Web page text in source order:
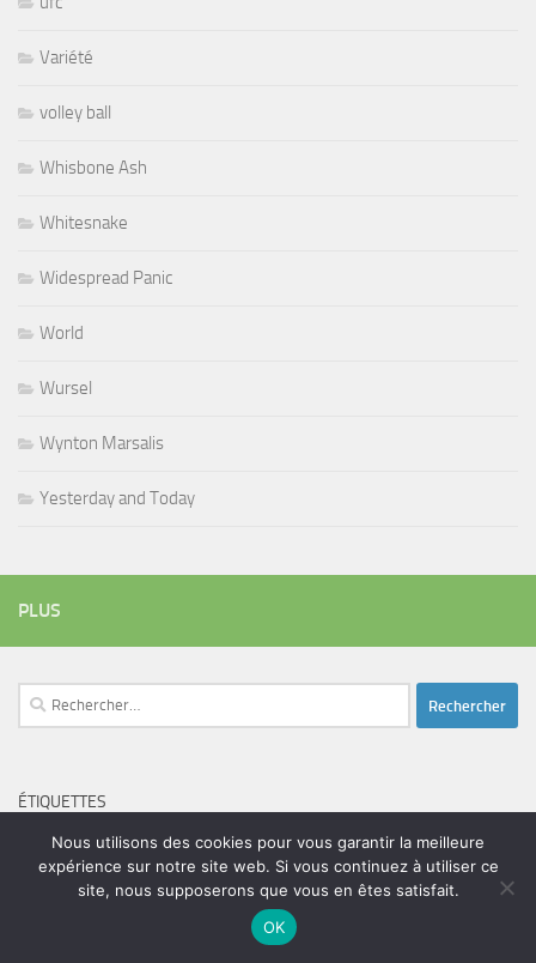
Variété
volley ball
Whisbone Ash
Whitesnake
Widespread Panic
World
Wursel
Wynton Marsalis
Yesterday and Today
PLUS
Rechercher :
ÉTIQUETTES
adam bomb amar sundy batteurbeatlesblues blues rock
bootleneck chanteur duc des lombards
festival glenn hughes
herbie hancock
Nous utilisons des cookies pour vous garantir la meilleure
expérience sur notre site web. Si vous continuez à utiliser ce
site, nous supposerons que vous en êtes satisfait.
OK